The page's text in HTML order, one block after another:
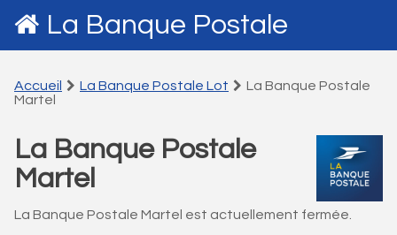
La Banque Postale
Accueil La Banque Postale Lot
La Banque Postale
Martel
La Banque Postale
Martel
La Banque Postale Martel est actuellement fermée.